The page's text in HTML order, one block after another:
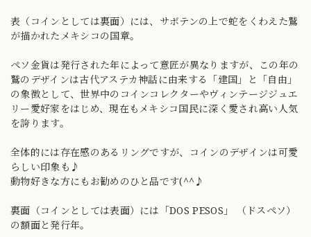
表（コインとしては裏面）には、サボテンの上で蛇をくわえた鷲
が描かれたメキシコの国章。
ペソ金貨は発行された年によって意匠が異なりますが、この年の
鷲のデザインは古代アステカ神話に由来する「建国」と「自由」
の象徴として、世界中のコインコレクターやヴィンテージジュエ
リー愛好家をはじめ、現在もメキシコ国民に深く愛され高い人気
を誇ります。
全体的には存在感のあるリングですが、コインのデザインは可愛
らしい印象も♪
動物好きな方にもお勧めのひと品です(^^♪
裏面（コインとしては表面）には「DOS PESOS」 （ドスペソ）
の額面と発行年。